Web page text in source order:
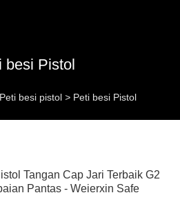
besi Pistol
Peti besi pistol > Peti besi Pistol
Tangan Cap Jari Terbaik G2
Pantas - Weierxin Safe